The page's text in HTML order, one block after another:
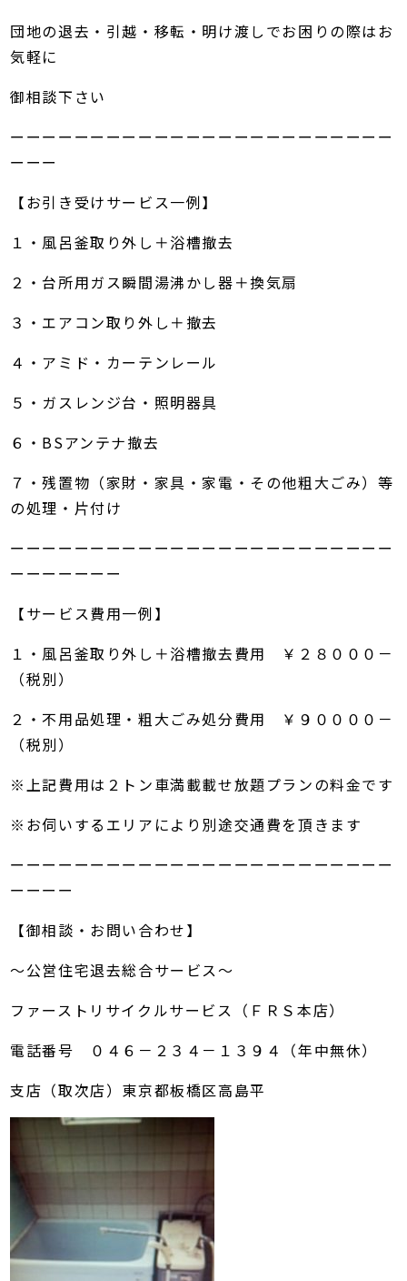
団地の退去・引越・移転・明け渡しでお困りの際はお
気軽に
御相談下さい
ーーーーーーーーーーーーーーーーーーーーーーーー
ーーー
【お引き受けサービス一例】
１・風呂釜取り外し＋浴槽撤去
２・台所用ガス瞬間湯沸かし器＋換気扇
３・エアコン取り外し＋撤去
４・アミド・カーテンレール
５・ガスレンジ台・照明器具
６・BSアンテナ撤去
７・残置物（家財・家具・家電・その他粗大ごみ）等
の処理・片付け
ーーーーーーーーーーーーーーーーーーーーーーーー
ーーーーーーー
【サービス費用一例】
１・風呂釜取り外し＋浴槽撤去費用 ￥２８０００－
（税別）
２・不用品処理・粗大ごみ処分費用 ￥９００００－
（税別）
※上記費用は２トン車満載載せ放題プランの料金です
※お伺いするエリアにより別途交通費を頂きます
ーーーーーーーーーーーーーーーーーーーーーーーー
ーーーー
【御相談・お問い合わせ】
～公営住宅退去総合サービス～
ファーストリサイクルサービス（ＦＲＳ本店）
電話番号 ０４６－２３４－１３９４（年中無休）
支店（取次店）東京都板橋区高島平